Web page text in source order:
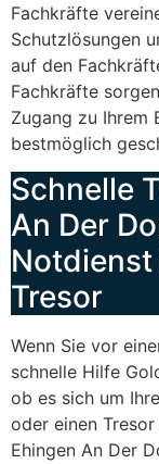
Fachkräfte
Schutzlösungen
auf den
Fachkräfte
Zugang zu Ihrem
bestmöglich
Schnelle
An Der
Tresor
Wenn Sie vor
schnelle Hilfe
ob es sich um
oder einen
Ehingen An Der